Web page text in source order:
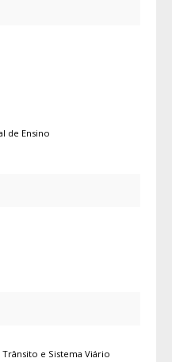
de Ensino
e Sistema Viário